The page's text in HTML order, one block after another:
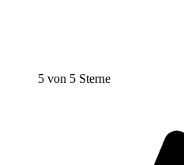
5 von 5 Sterne